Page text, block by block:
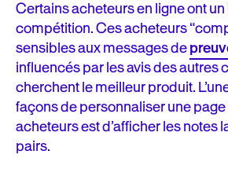
Certains acheteurs en ligne ont
compétition. Ces acheteurs
sensibles aux messages de
influencés par les avis des autres
cherchent le meilleur produit.
façons de personnaliser une
acheteurs est d’afficher les notes
pairs.